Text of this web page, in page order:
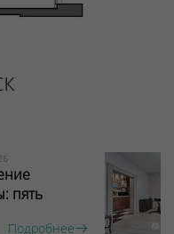
пять
Подробнее